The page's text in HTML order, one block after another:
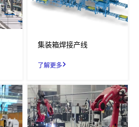
集装箱焊接产线
了解更多